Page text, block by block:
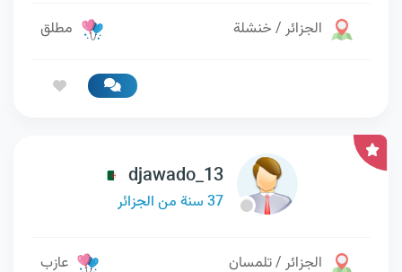
الجزائر / خنشلة مطلق
djawado_13
37 سنة من الجزائر
الجزائر / تلمسان عازب